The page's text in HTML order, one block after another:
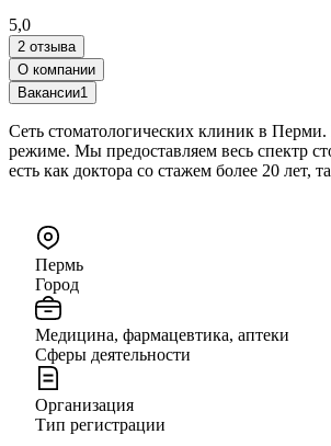
5,0
2 отзыва
О компании
Вакансии1
Сеть стоматологических клиник в
режиме. Мы предоставляем весь спектр
есть как доктора со стажем более 20 лет,
Пермь
Город
Медицина, фармацевтика, аптеки
Сферы деятельности
Организация
Тип регистрации